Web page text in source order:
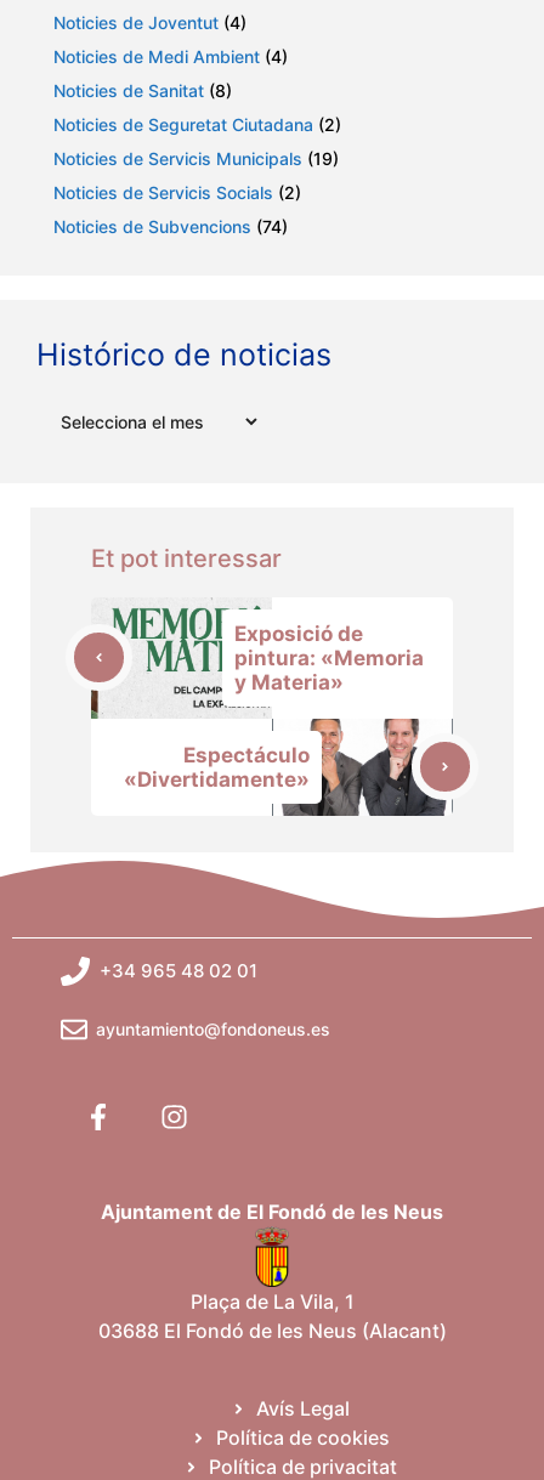
Noticies de Joventut (4)
Noticies de Medi Ambient (4)
Noticies de Sanitat (8)
Noticies de Seguretat Ciutadana (2)
Noticies de Servicis Municipals (19)
Noticies de Servicis Socials (2)
Noticies de Subvencions (74)
Histórico de noticias
Et pot interessar
Exposició de
pintura: «Memoria
y Materia»
Espectáculo
«Divertidamente»
+34 965 48 02 01
ayuntamiento@fondoneus.es
Ajuntament de El Fondó de les Neus
Plaça de La Vila, 1
03688 El Fondó de les Neus (Alacant)
Avís Legal
Política de cookies
Política de privacitat